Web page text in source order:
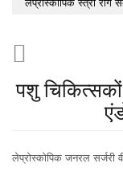
पशु
लेप्रोस्कोपिक जनरल